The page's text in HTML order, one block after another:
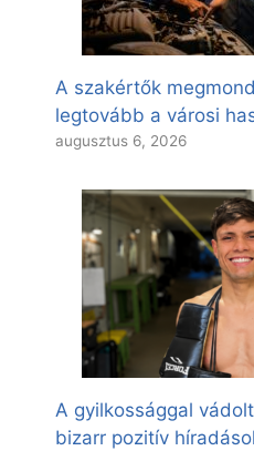
A szakértők
legtovább a városi
augusztus 6, 2026
A gyilkossággal
bizarr pozitív